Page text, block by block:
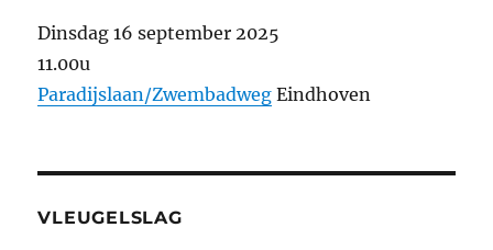
Dinsdag 16 september 2025
11.00u
Paradijslaan/Zwembadweg Eindhoven
VLEUGELSLAG